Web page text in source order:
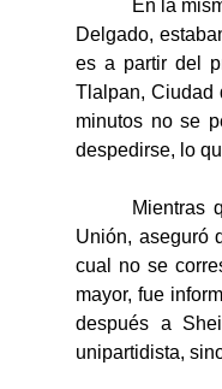
En la
Delgado,
es a partir del
Tlalpan, Ciudad
minutos no se
despedirse, lo
Mientras
Unión, aseguró
cual no se
mayor, fue
después a
unipartidista,